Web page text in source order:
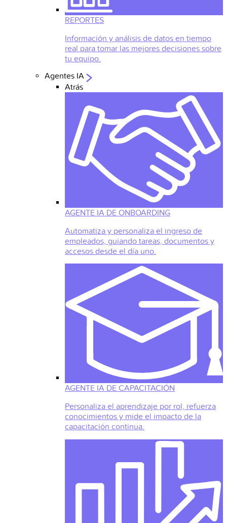
REPORTES
Información y análisis de datos en tiempo
real para tomar las mejores decisiones sobre
tu equipo.
Agentes IA
Atrás
AGENTE IA DE ONBOARDING
Automatiza y personaliza el ingreso de
empleados, guiando tareas, documentos y
accesos desde el día uno.
AGENTE IA DE CAPACITACIÓN
Personaliza el aprendizaje por rol, refuerza
conocimientos y mide el impacto de la
capacitación continua.